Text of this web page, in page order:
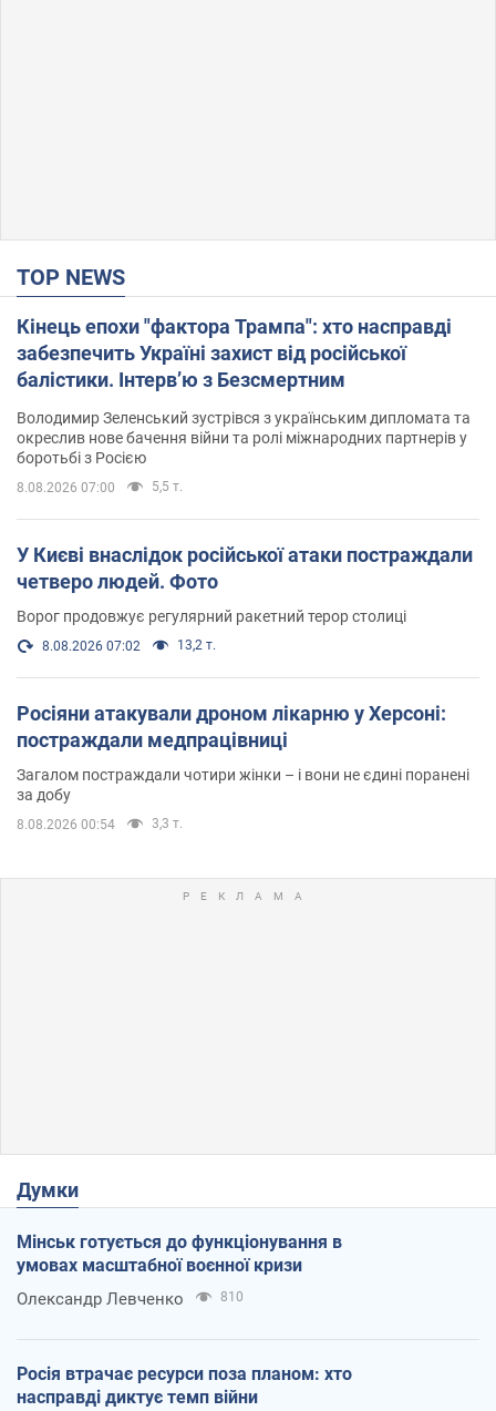
TOP NEWS
Кінець епохи "фактора Трампа": хто насправді
забезпечить Україні захист від російської
балістики. Інтерв’ю з Безсмертним
Володимир Зеленський зустрівся з українським дипломата та
окреслив нове бачення війни та ролі міжнародних партнерів у
боротьбі з Росією
8.08.2026 07:00 5,5 т.
У Києві внаслідок російської атаки постраждали
четверо людей. Фото
Ворог продовжує регулярний ракетний терор столиці
8.08.2026 07:02 13,2 т.
Росіяни атакували дроном лікарню у Херсоні:
постраждали медпрацівниці
Загалом постраждали чотири жінки – і вони не єдині поранені
за добу
8.08.2026 00:54 3,3 т.
Думки
Мінськ готується до функціонування в
умовах масштабної воєнної кризи
Олександр Левченко 810
Росія втрачає ресурси поза планом: хто
насправді диктує темп війни